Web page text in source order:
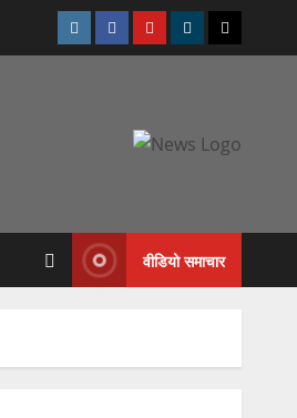
Instagram
FacebookYoutubeTelegramTwitter
वीडियो समाचार